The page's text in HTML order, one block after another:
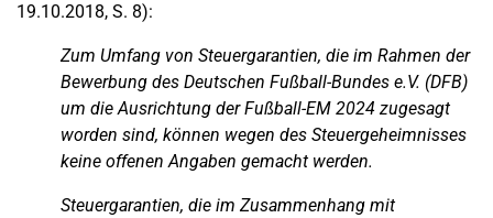
19.10.2018, S. 8):
Zum Umfang von Steuergarantien, die im Rahmen der
Bewerbung des Deutschen Fußball-Bundes e.V. (DFB)
um die Ausrichtung der Fußball-EM 2024 zugesagt
worden sind, können wegen des Steuergeheimnisses
keine offenen Angaben gemacht werden.
Steuergarantien, die im Zusammenhang mit